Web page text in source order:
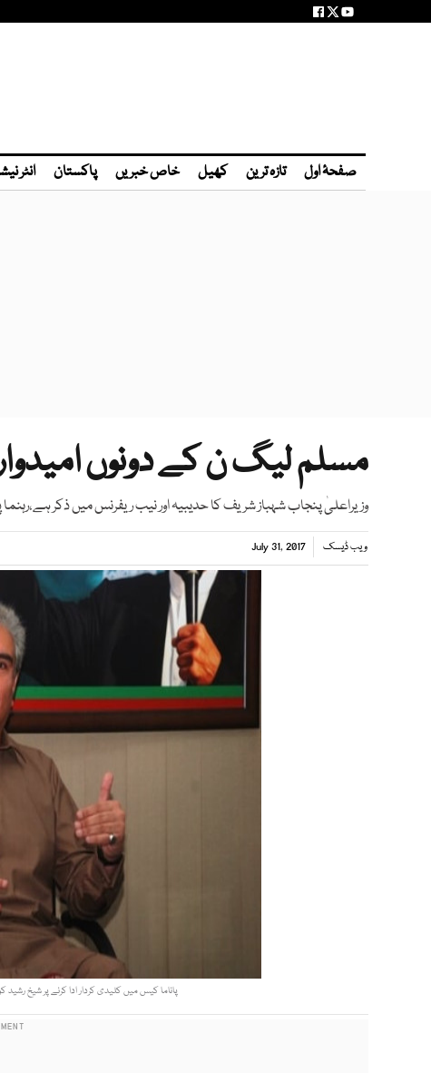
صفحۂ اول تازہ ترین کھیل خاص خبریں پاکستان انٹر
مسلم لیگ ن کے دونوں
وزیراعلیٰ پنجاب شہباز شریف کا حدیبیہ اور نیب ریفرنس میں ذکر ہے،رہنما
ویب ڈیسک July 31, 2017
پاناما کیس میں کلیدی کردار ادا کرنے پر شیخ رشید